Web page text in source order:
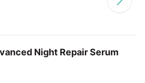
Night Repair Serum